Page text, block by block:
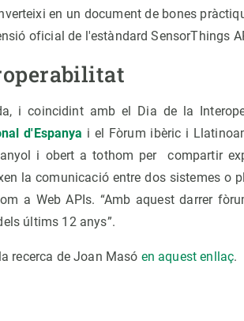
en un document de bones
oficial de l'estàndard SensorThings
i coincidint amb el Dia de la
d'Espanya i el Fòrum ibèric i
i obert a tothom per compartir
la comunicació entre dos sistemes o
a Web APIs. “Amb aquest darrer
últims 12 anys”.
recerca de Joan Masó en aquest enllaç.